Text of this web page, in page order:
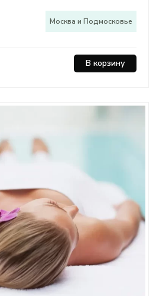
Москва и Подмосковье
В корзину